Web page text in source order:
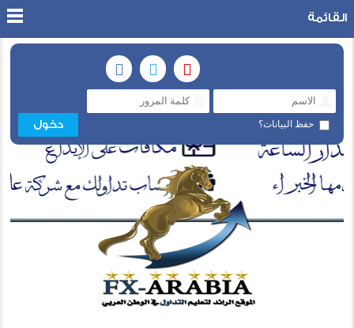
حفظ البيانات؟
القائمة